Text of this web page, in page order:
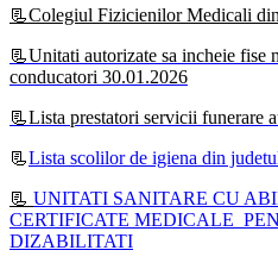
📃Colegiul Fizicienilor Medicali
📃Unitati autorizate sa incheie fise
conducatori 30.01.2026
📃Lista prestatori servicii funerare
📃Lista scolilor de igiena din
📃 UNITATI SANITARE CU
CERTIFICATE MEDICALE
DIZABILITATI